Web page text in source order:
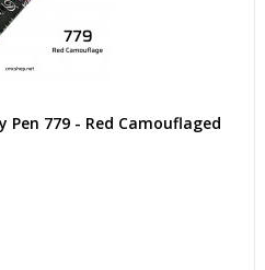
Pen 779 - Red Camouflaged